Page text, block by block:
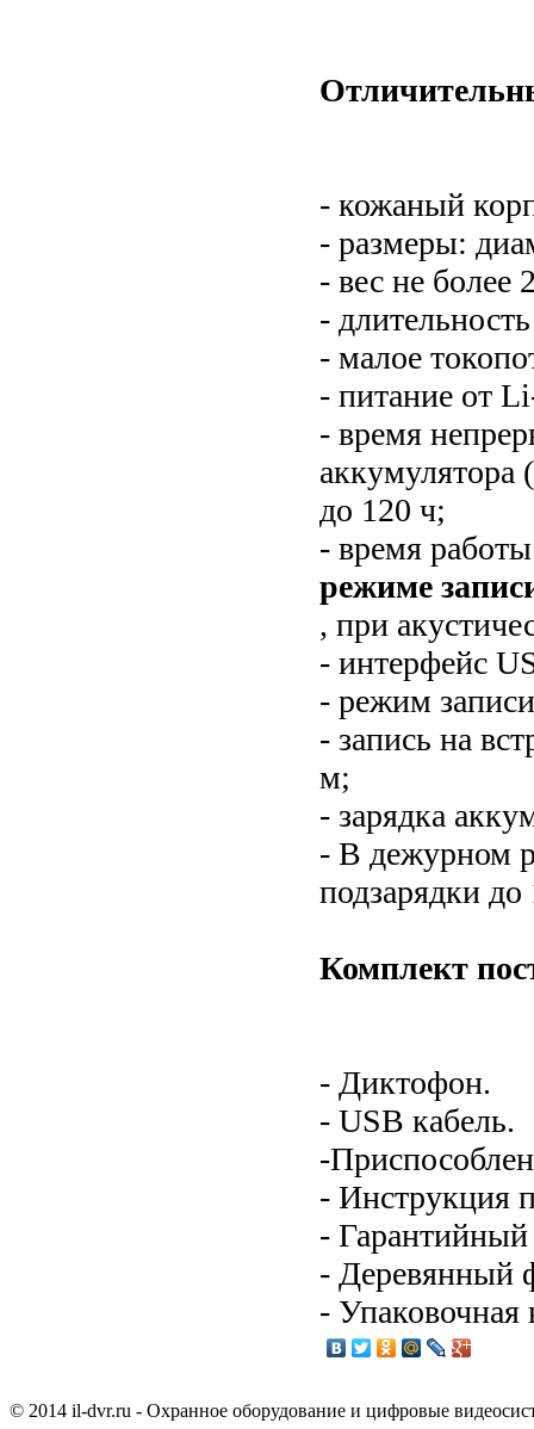
- кожаный
- размеры:
- вес не более
-
- малое
- питание от
- время
аккумулятора
до 120 ч;
- время
режиме
, при
- интерфейс
- режим
- запись на
м;
- зарядка
- В дежурном
подзарядки до
Комплект
- Диктофон.
- USB кабель.
-
- Инструкция
- Гарантийный
- Деревянный
- Упаковочная
© 2014 il-dvr.ru - Охранное оборудование и цифровые